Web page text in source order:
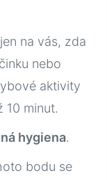
na vás, zda
nebo
aktivity
10 minut.
hygiena.
bodu se